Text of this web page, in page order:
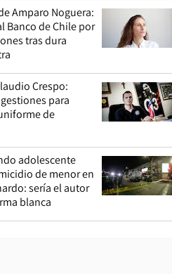
Amparo Noguera:
Banco de Chile por
tras dura
Crespo:
para
de
adolescente
de menor en
sería el autor
blanca